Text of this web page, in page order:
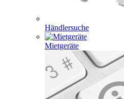
Händlersuche
Mietgeräte